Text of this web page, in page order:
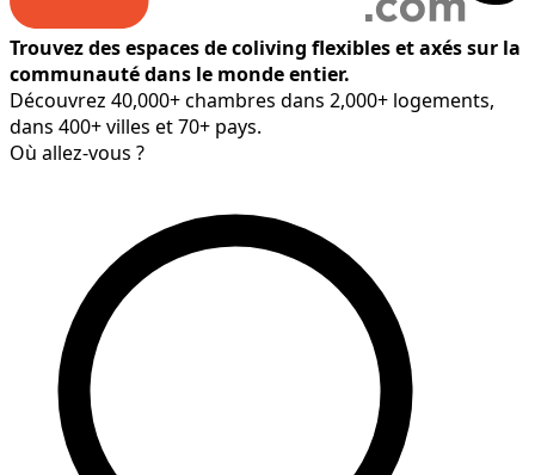
Trouvez des espaces de coliving flexibles et axés sur la
communauté dans le monde entier.
Découvrez 40,000+ chambres dans 2,000+ logements,
dans 400+ villes et 70+ pays.
Où allez-vous ?